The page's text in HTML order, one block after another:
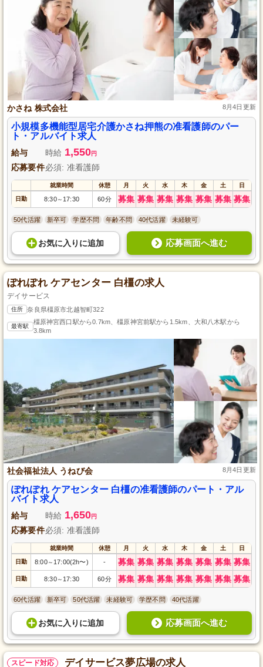
かさね 株式会社 8月4日更新
小規模多機能型居宅介護かさね押熊の准看護師のパー
ト・アルバイト求人
給与 時給 1,550円
応募要件必須: 准看護師
就業時間 休憩 月 火 水 木 金 土 日
日勤 8:30～ 17:30 60分 募集 募集 募集 募集 募集 募集 募集
50代活躍 新卒可 学歴不問 年齢不問 40代活躍 未経験可
お気に入り に追加 応募画面へ進む
ぽれぽれ ケアセンター 白橿の求人
デイサービス
住所 奈良県橿原市北越智町322
最寄駅
橿原神宮西口駅から0.7km、橿原神宮前駅から1.5km、大和八木駅から
3.8km
社会福祉法人 うねび会 8月4日更新
ぽれぽれ ケアセンター 白橿の准看護師のパート・アル
バイト求人
給与 時給 1,650円
応募要件必須: 准看護師
就業時間 休憩 月 火 水 木 金 土 日
日勤 8:00～ 17:00(2h〜) - 募集 募集 募集 募集 募集 募集 募集
日勤 8:30～ 17:30 60分 募集 募集 募集 募集 募集 募集 募集
60代活躍 新卒可 50代活躍 未経験可 学歴不問 40代活躍
お気に入り に追加 応募画面へ進む
スピード対応 デイサービス夢広場の求人